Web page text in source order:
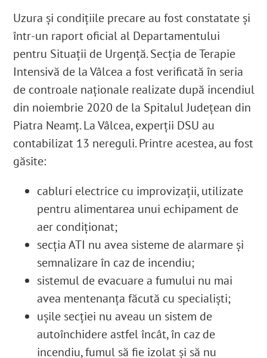
Uzura și condițiile precare au fost constatate și
într-un raport oficial al Departamentului
pentru Situații de Urgență. Secția de Terapie
Intensivă de la Vâlcea a fost verificată în seria
de controale naționale realizate după incendiul
din noiembrie 2020 de la Spitalul Județean din
Piatra Neamț.La Vâlcea, experții DSU au
contabilizat 13 nereguli.Printre acestea, au fost
găsite:
cabluri electrice cu improvizații, utilizate
pentru alimentarea unui echipament de
aer condiționat;
secția ATI nu avea sisteme de alarmare și
semnalizare în caz de incendiu;
sistemul de evacuare a fumului nu mai
avea mentenanța făcută cu specialiști;
ușile secției nu aveau un sistem de
autoînchidere astfel încât, în caz de
incendiu, fumul să fie izolat și să nu